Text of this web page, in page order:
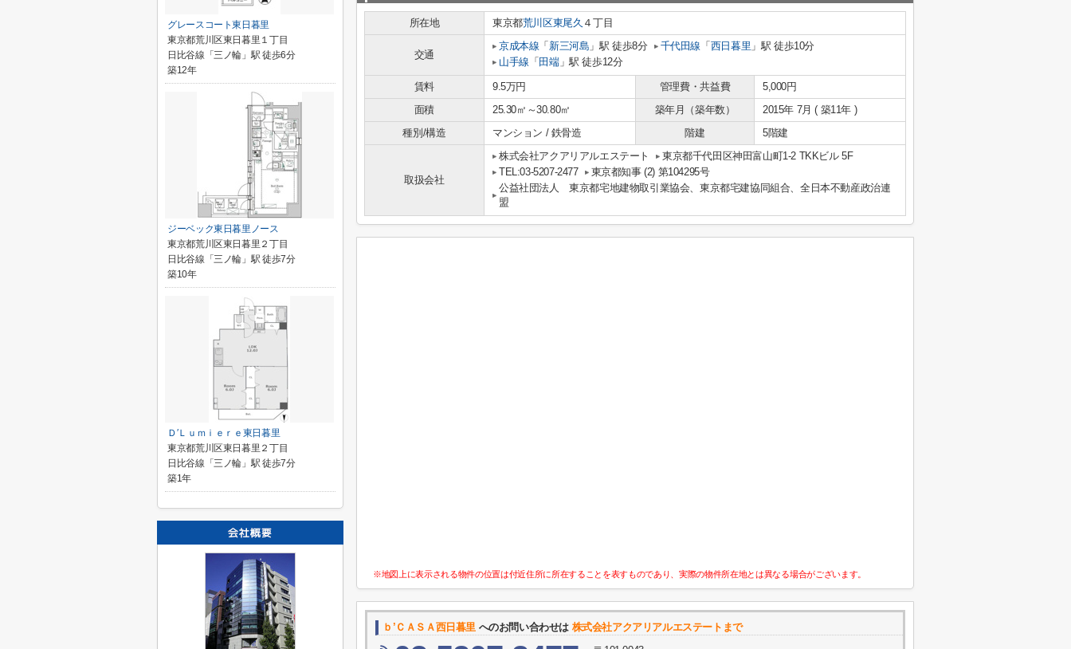
所在地 東京都荒川区東尾久 ４丁目
交通
京成本線 「 新三河島 」駅 徒歩8分 千代田線 「 西日暮里 」駅 徒歩10分
山手線 「 田端」駅 徒歩12分
賃料 9.5万円 管理費・共益費
5,000円
面積
25.30㎡～30.80㎡ 築年月（築年数）
2015年 7月 ( 築11年 )
種別/構造
マンション / 鉄骨造 階建 5階建
取扱会社
株式会社アクアリアルエステート
東京都千代田区神田富山町1-2 TKKビル 5F
TEL:03-5207-2477
東京都知事 (2) 第104295号
公益社団法人 東京都宅地建物取引業協会、東京都宅建協同組合、全日本不動産政治連
盟
※地図上に表示される物件の位置は付近住所に所在することを表すものであり、実際の物件所在地とは異なる場合がございます。
ｂ’ＣＡＳＡ西日暮里 へのお問い合わせは 株式会社アクアリアルエステートまで
グレースコート東日暮里
東京都荒川区東日暮里１丁目
日比谷線「三ノ輪」駅 徒歩6分
築12年
ジーベック東日暮里ノース
東京都荒川区東日暮里２丁目
日比谷線「三ノ輪」駅 徒歩7分
築10年
Ｄ′Ｌｕｍｉｅｒｅ東日暮里
東京都荒川区東日暮里２丁目
日比谷線「三ノ輪」駅 徒歩7分
築1年